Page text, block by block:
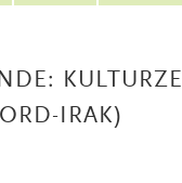
IRAK)